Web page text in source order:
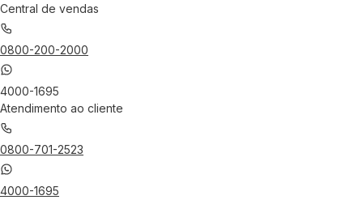
Central de vendas
0800-200-2000
4000-1695
Atendimento ao cliente
0800-701-2523
4000-1695